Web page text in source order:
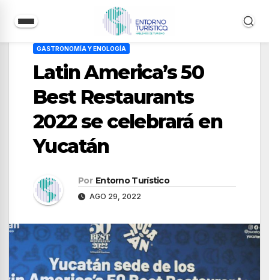
GASTRONOMÍA Y ENOLOGÍA
Latin America’s 50
Best Restaurants
2022 se celebrará en
Yucatán
Por Entorno Turístico
AGO 29, 2022